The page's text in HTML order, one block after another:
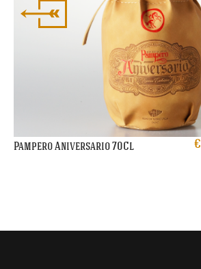
Pampero Aniversario 70Cl €